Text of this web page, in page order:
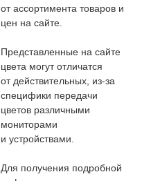
от ассортимента товаров и
цен на сайте.
Представленные на сайте
цвета могут отличатся
от действительных, из-за
специфики передачи
цветов различными
мониторами
и устройствами.
Для получения подробной